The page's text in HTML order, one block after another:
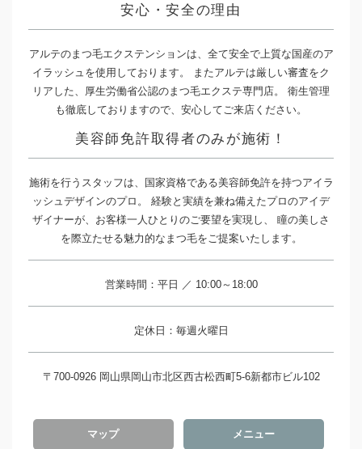
安心・安全の理由
アルテのまつ毛エクステンションは、全て安全で上質な国産のア
イラッシュを使用しております。 またアルテは厳しい審査をク
リアした、厚生労働省公認のまつ毛エクステ専門店。 衛生管理
も徹底しておりますので、安心してご来店ください。
美容師免許取得者のみが施術！
施術を行うスタッフは、国家資格である美容師免許を持つアイラ
ッシュデザインのプロ。 経験と実績を兼ね備えたプロのアイデ
ザイナーが、お客様一人ひとりのご要望を実現し、 瞳の美しさ
を際立たせる魅力的なまつ毛をご提案いたします。
営業時間：平日 ／ 10:00～18:00
定休日：毎週火曜日
〒700-0926 岡山県岡山市北区西古松西町5-6新都市ビル102
マップ メニュー